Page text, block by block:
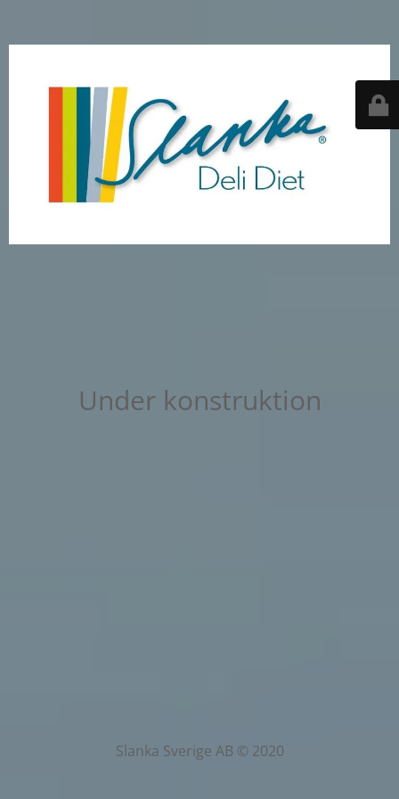
Under konstruktion
Slanka Sverige AB © 2020